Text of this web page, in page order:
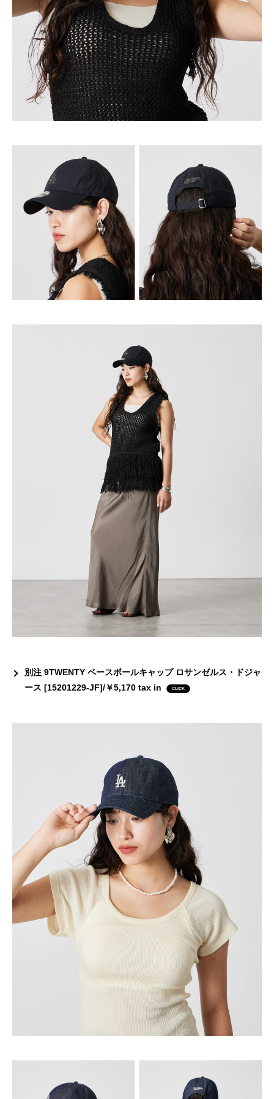
別注 9TWENTY ベースボールキャップ ロサンゼルス・ドジャ
ース [15201229-JF]/￥5,170 tax in